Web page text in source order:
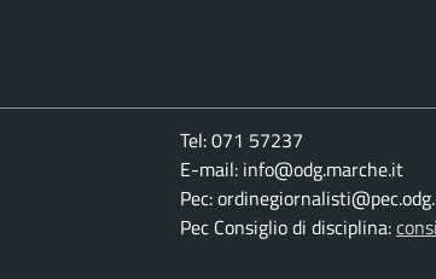
Tel: 071 57237
E-mail: info@odg.marche.it
Pec:
Pec Consiglio di disciplina: